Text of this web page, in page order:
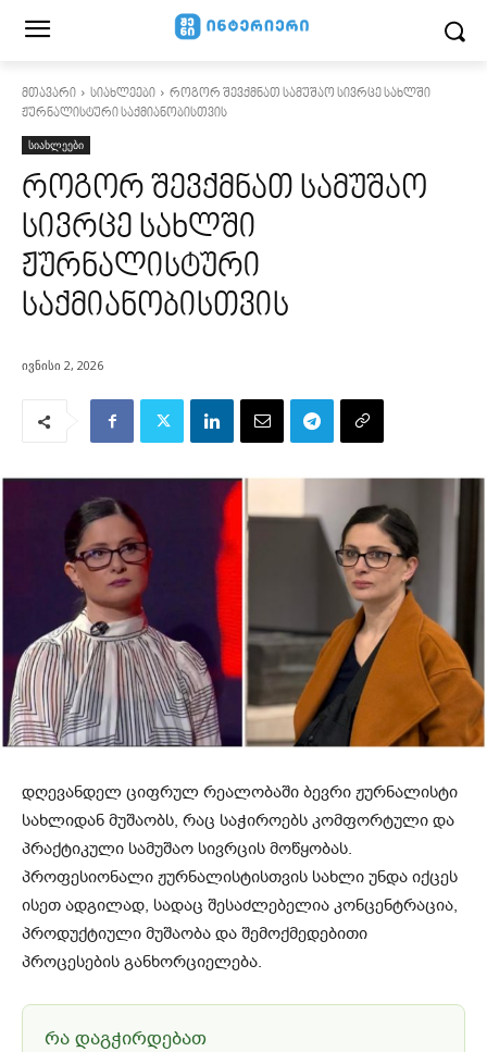
მთავარი სიახლეები
როგორ შევქმნათ სამუშაო სივრცე სახლში
ჟურნალისტური საქმიანობისთვის
სიახლეები
როგორ შევქმნათ სამუშაო
სივრცე სახლში
ჟურნალისტური
საქმიანობისთვის
ივნისი 2, 2026
დღევანდელ ციფრულ რეალობაში ბევრი ჟურნალისტი
სახლიდან მუშაობს, რაც საჭიროებს კომფორტული და
პრაქტიკული სამუშაო სივრცის მოწყობას.
პროფესიონალი ჟურნალისტისთვის სახლი უნდა იქცეს
ისეთ ადგილად, სადაც შესაძლებელია კონცენტრაცია,
პროდუქტიული მუშაობა და შემოქმედებითი
პროცესების განხორციელება.
რა დაგჭირდებათ